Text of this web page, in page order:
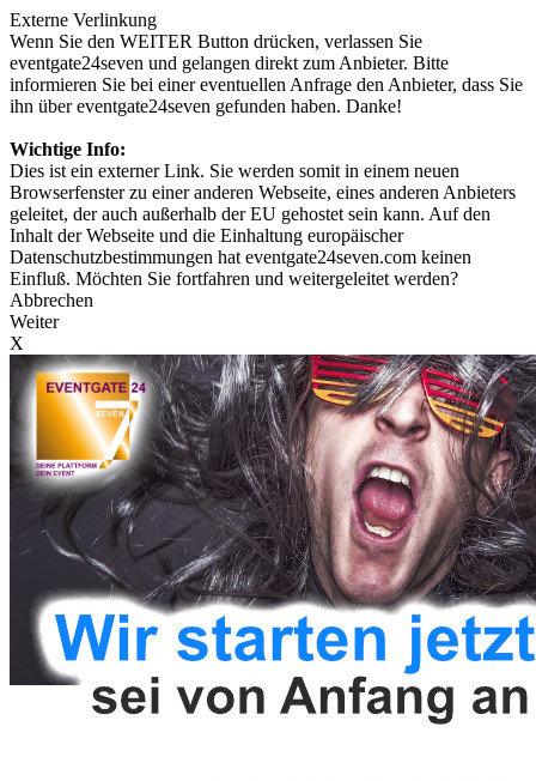
Externe Verlinkung
Wenn Sie den WEITER Button drücken, verlassen Sie
eventgate24seven und gelangen direkt zum Anbieter. Bitte
informieren Sie bei einer eventuellen Anfrage den Anbieter, dass Sie
ihn über eventgate24seven gefunden haben. Danke!
Wichtige Info:
Dies ist ein externer Link. Sie werden somit in einem neuen
Browserfenster zu einer anderen Webseite, eines anderen Anbieters
geleitet, der auch außerhalb der EU gehostet sein kann. Auf den
Inhalt der Webseite und die Einhaltung europäischer
Datenschutzbestimmungen hat eventgate24seven.com keinen
Einfluß. Möchten Sie fortfahren und weitergeleitet werden?
Abbrechen
Weiter
X